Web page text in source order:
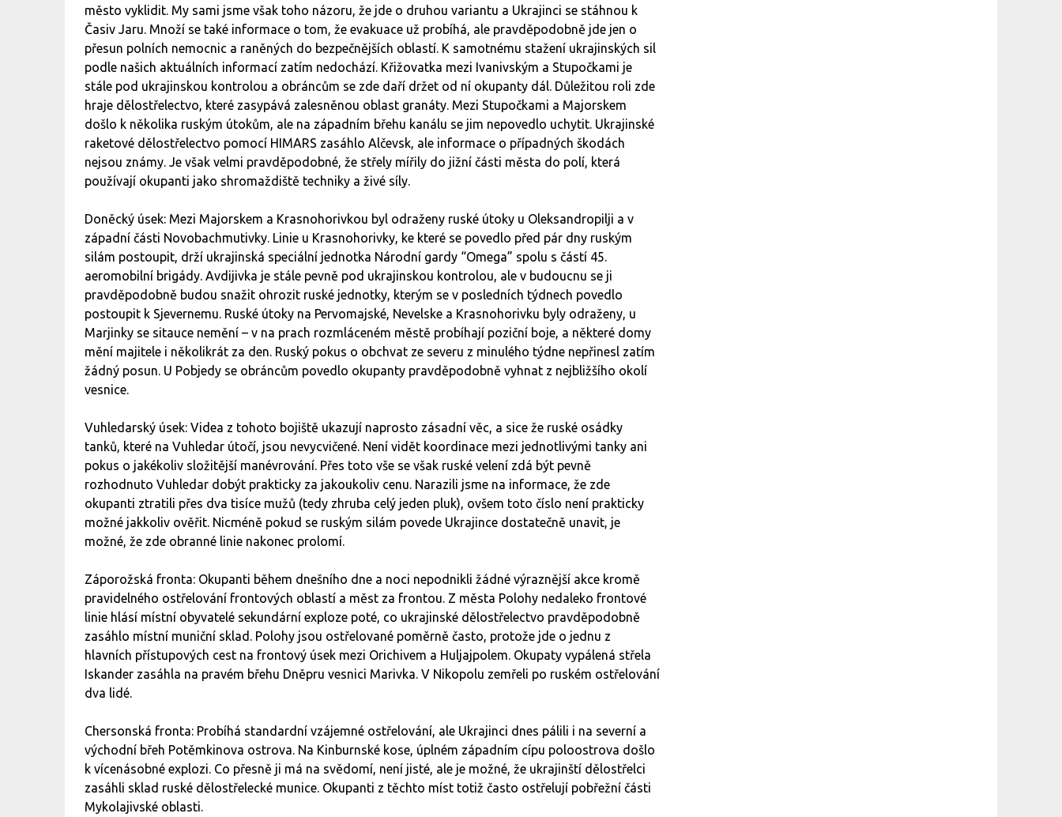
město vyklidit. My sami jsme však toho názoru, že jde o druhou variantu a Ukrajinci se stáhnou k
Časiv Jaru. Množí se také informace o tom, že evakuace už probíhá, ale pravděpodobně jde jen o
přesun polních nemocnic a raněných do bezpečnějších oblastí. K samotnému stažení ukrajinských sil
podle našich aktuálních informací zatím nedochází. Křižovatka mezi Ivanivským a Stupočkami je
stále pod ukrajinskou kontrolou a obráncům se zde daří držet od ní okupanty dál. Důležitou roli zde
hraje dělostřelectvo, které zasypává zalesněnou oblast granáty. Mezi Stupočkami a Majorskem
došlo k několika ruským útokům, ale na západním břehu kanálu se jim nepovedlo uchytit. Ukrajinské
raketové dělostřelectvo pomocí HIMARS zasáhlo Alčevsk, ale informace o případných škodách
nejsou známy. Je však velmi pravděpodobné, že střely mířily do jižní části města do polí, která
používají okupanti jako shromaždiště techniky a živé síly.
Doněcký úsek: Mezi Majorskem a Krasnohorivkou byl odraženy ruské útoky u Oleksandropilji a v
západní části Novobachmutivky. Linie u Krasnohorivky, ke které se povedlo před pár dny ruským
silám postoupit, drží ukrajinská speciální jednotka Národní gardy “Omega” spolu s částí 45.
aeromobilní brigády. Avdijivka je stále pevně pod ukrajinskou kontrolou, ale v budoucnu se ji
pravděpodobně budou snažit ohrozit ruské jednotky, kterým se v posledních týdnech povedlo
postoupit k Sjevernemu. Ruské útoky na Pervomajské, Nevelske a Krasnohorivku byly odraženy, u
Marjinky se sitauce nemění – v na prach rozmláceném městě probíhají poziční boje, a některé domy
mění majitele i několikrát za den. Ruský pokus o obchvat ze severu z minulého týdne nepřinesl zatím
žádný posun. U Pobjedy se obráncům povedlo okupanty pravděpodobně vyhnat z nejbližšího okolí
vesnice.
Vuhledarský úsek: Videa z tohoto bojiště ukazují naprosto zásadní věc, a sice že ruské osádky
tanků, které na Vuhledar útočí, jsou nevycvičené. Není vidět koordinace mezi jednotlivými tanky ani
pokus o jakékoliv složitější manévrování. Přes toto vše se však ruské velení zdá být pevně
rozhodnuto Vuhledar dobýt prakticky za jakoukoliv cenu. Narazili jsme na informace, že zde
okupanti ztratili přes dva tisíce mužů (tedy zhruba celý jeden pluk), ovšem toto číslo není prakticky
možné jakkoliv ověřit. Nicméně pokud se ruským silám povede Ukrajince dostatečně unavit, je
možné, že zde obranné linie nakonec prolomí.
Záporožská fronta: Okupanti během dnešního dne a noci nepodnikli žádné výraznější akce kromě
pravidelného ostřelování frontových oblastí a měst za frontou. Z města Polohy nedaleko frontové
linie hlásí místní obyvatelé sekundární exploze poté, co ukrajinské dělostřelectvo pravděpodobně
zasáhlo místní muniční sklad. Polohy jsou ostřelované poměrně často, protože jde o jednu z
hlavních přístupových cest na frontový úsek mezi Orichivem a Huljajpolem. Okupaty vypálená střela
Iskander zasáhla na pravém břehu Dněpru vesnici Marivka. V Nikopolu zemřeli po ruském ostřelování
dva lidé.
Chersonská fronta: Probíhá standardní vzájemné ostřelování, ale Ukrajinci dnes pálili i na severní a
východní břeh Potěmkinova ostrova. Na Kinburnské kose, úplném západním cípu poloostrova došlo
k vícenásobné explozi. Co přesně ji má na svědomí, není jisté, ale je možné, že ukrajinští dělostřelci
zasáhli sklad ruské dělostřelecké munice. Okupanti z těchto míst totiž často ostřelují pobřežní části
Mykolajivské oblasti.